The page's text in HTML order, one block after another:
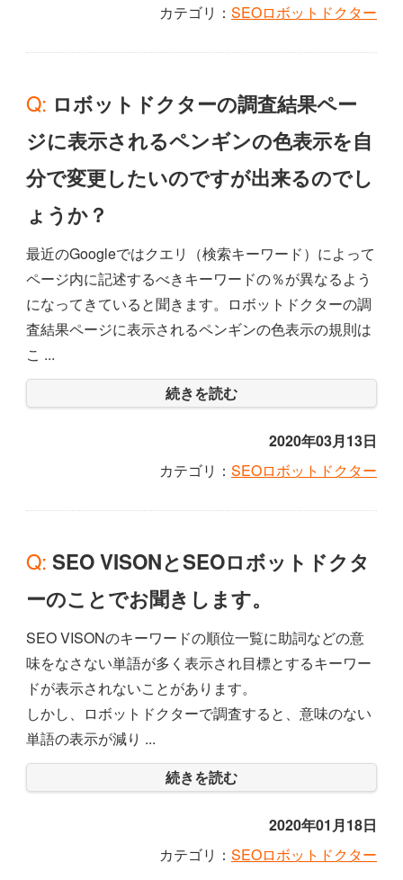
カテゴリ： SEOロボットドクター
Q: ロボットドクターの調査結果ペー
ジに表示されるペンギンの色表示を自
分で変更したいのですが出来るのでし
ょうか？
最近のGoogleではクエリ（検索キーワード）によって
ページ内に記述するべきキーワードの％が異なるよう
になってきていると聞きます。ロボットドクターの調
査結果ページに表示されるペンギンの色表示の規則は
こ ...
続きを読む
2020年03月13日
カテゴリ： SEOロボットドクター
Q: SEO VISONとSEOロボットドクタ
ーのことでお聞きします。
SEO VISONのキーワードの順位一覧に助詞などの意
味をなさない単語が多く表示され目標とするキーワー
ドが表示されないことがあります。
しかし、ロボットドクターで調査すると、意味のない
単語の表示が減り ...
続きを読む
2020年01月18日
カテゴリ： SEOロボットドクター